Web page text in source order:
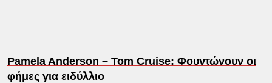
Pamela Anderson – Tom Cruise: Φουντώνουν οι
φήμες για ειδύλλιο